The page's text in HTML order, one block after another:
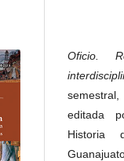
Oficio.
editada
Historia